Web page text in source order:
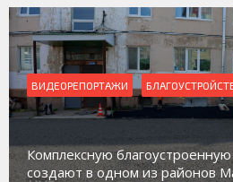
ВИДЕОРЕПОРТАЖИ
Магадан присоединился
работе с
социального риска